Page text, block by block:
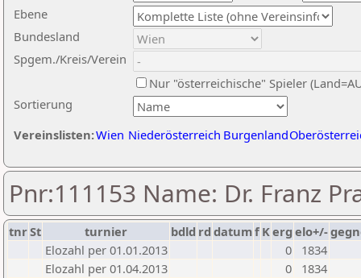
Ebene
Sortierung
Bundesland
Spgem./Kreis/Verein
Nur "österreichische" Spieler
Vereinslisten:Wien Niederösterreich Burgenland
Pnr:111153 Name: Dr. Franz
tnrSt turnier bdld rd datumf Kerg elo+/-
Elozahl per 01.01.2013
0
1834
Elozahl per 01.04.2013
0
1834